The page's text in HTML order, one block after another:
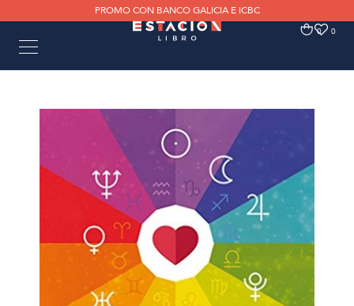
PROMO CON BANCO GALICIA E ICBC
0 0